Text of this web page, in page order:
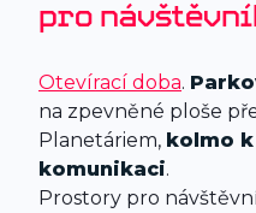
pro
Otevírací doba.
na zpevněné ploše
Planetáriem, kolmo
komunikaci.
Prostory pro